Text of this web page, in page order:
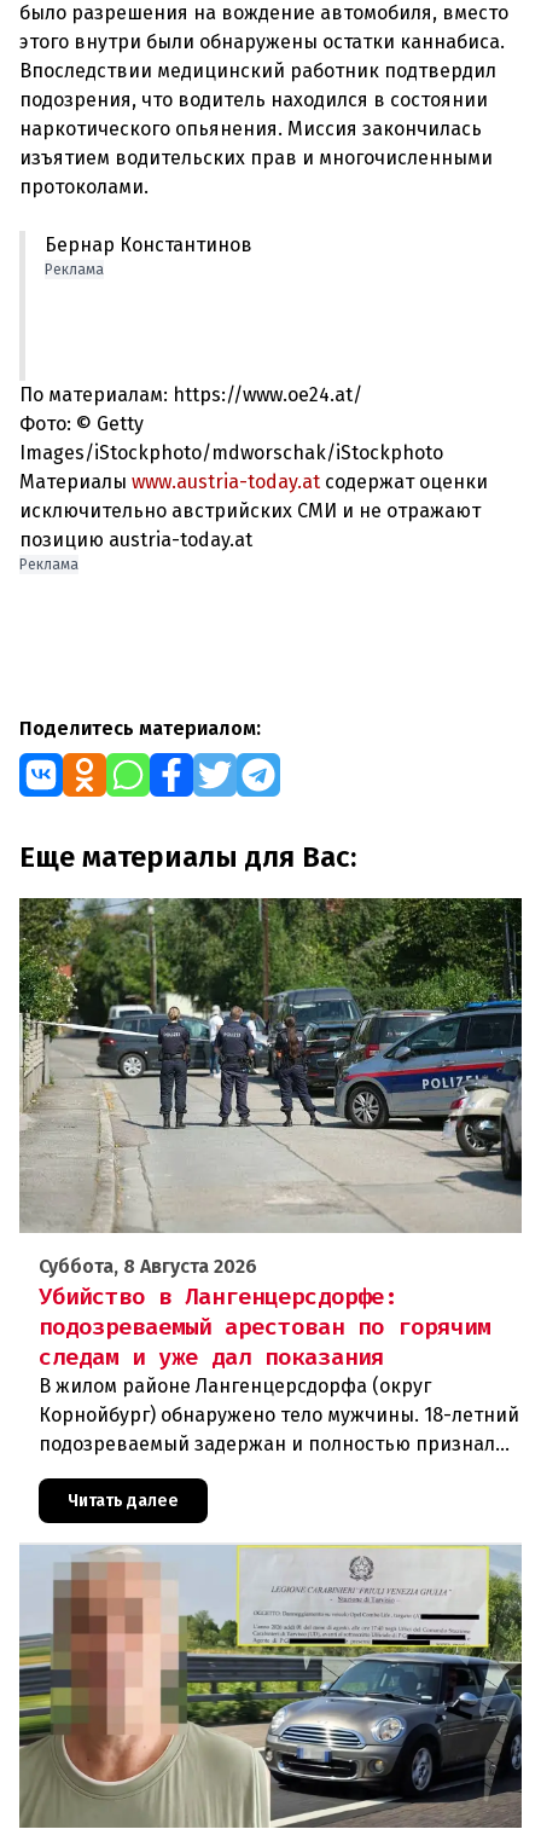
было разрешения на вождение автомобиля, вместо
этого внутри были обнаружены остатки каннабиса.
Впоследствии медицинский работник подтвердил
подозрения, что водитель находился в состоянии
наркотического опьянения. Миссия закончилась
изъятием водительских прав и многочисленными
Бернар Константинов
Реклама
По материалам: https://www.oe24.at/
Фото: © Getty
Images/iStockphoto/mdworschak/iStockphoto
Материалы www.austria-today.at содержат оценки
исключительно австрийских СМИ и не отражают
позицию austria-today.at
Реклама
Поделитесь материалом:
Еще материалы для Вас:
Суббота, 8 Августа 2026
Убийство в Лангенцерсдорфе:
подозреваемый арестован по горячим
следам и уже дал показания
В жилом районе Лангенцерсдорфа (округ
Корнойбург) обнаружено тело мужчины. 18-летний
подозреваемый задержан и полностью признал
свою вину. По данным следствия, преступление
могло быть совершено на поч
Читать далее